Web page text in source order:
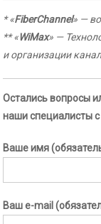
* «FiberChannel» —
** «WiMax» —
и организации
Остались вопросы
наши специалисты
Ваше имя
Ваш e-mail